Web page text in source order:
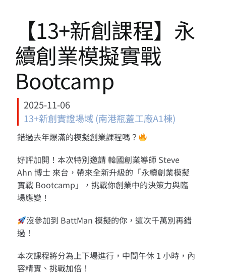
13+實證場域
園區資源
關於我們
【13+新創課程】永
續創業模擬實戰
Bootcamp
2025-11-06
13+新創實證場域 (南港瓶蓋工廠A1棟)
錯過去年爆滿的模擬創業課程嗎？
好評加開！本次特別邀請 韓國創業導師 Steve
Ahn 博士 來台，帶來全新升級的「永續創業模擬
實戰 Bootcamp」，挑戰你創業中的決策力與臨
場應變！
沒參加到 BattMan 模擬的你，這次千萬別再錯
過！
本次課程將分為上下場進行，中間午休 1 小時，內
容精實、挑戰加倍！